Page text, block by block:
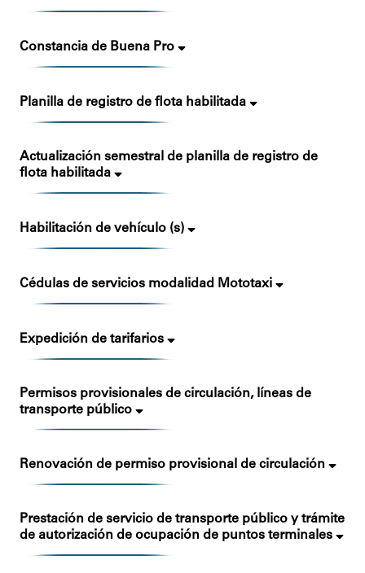
Constancia de Buena Pro
Planilla de registro de flota habilitada
Actualización semestral de planilla de registro de
flota habilitada
Habilitación de vehículo (s)
Cédulas de servicios modalidad Mototaxi
Expedición de tarifarios
Permisos provisionales de circulación, líneas de
transporte público
Renovación de permiso provisional de circulación
Prestación de servicio de transporte público y trámite
de autorización de ocupación de puntos terminales